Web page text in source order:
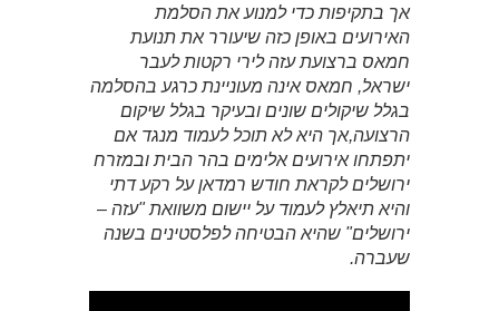
אך בתקיפות כדי למנוע את הסלמת
האירועים באופן כזה שיעורר את תנועת
חמאס ברצועת עזה לירי רקטות לעבר
ישראל, חמאס אינה מעוניינת כרגע בהסלמה
בגלל שיקולים שונים ובעיקר בגלל שיקום
הרצועה,אך היא לא תוכל לעמוד מנגד אם
יתפתחו אירועים אלימים בהר הבית ובמזרח
ירושלים לקראת חודש רמדאן על רקע דתי
והיא תיאלץ לעמוד על יישום משוואת "עזה –
ירושלים" שהיא הבטיחה לפלסטינים בשנה
שעברה.